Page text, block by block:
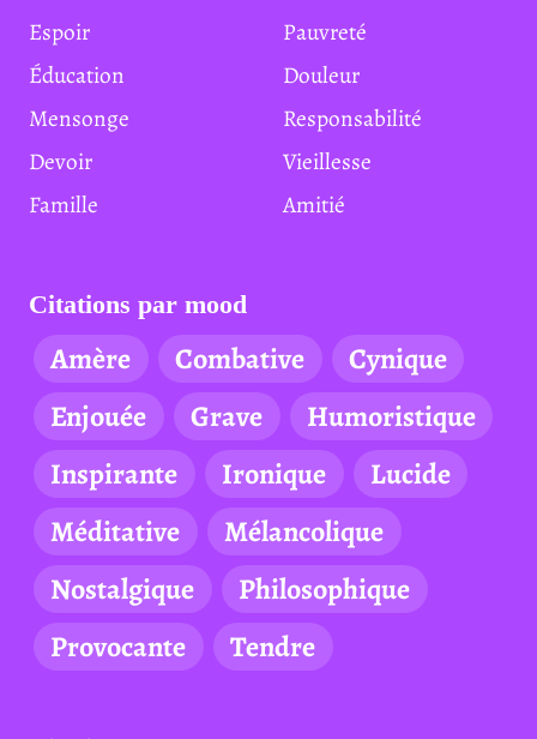
Espoir
Pauvreté
Éducation
Douleur
Mensonge
Responsabilité
Devoir
Vieillesse
Famille
Amitié
Citations par mood
Amère Combative
Cynique
Enjouée
Grave
Humoristique
Inspirante
Ironique
Lucide
Méditative
Mélancolique
Nostalgique
Philosophique
Provocante
Tendre